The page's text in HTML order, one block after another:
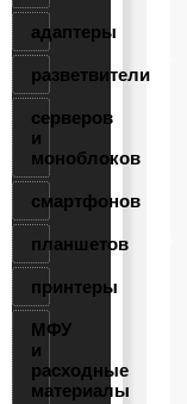
адаптеры
разветвители
серверов
и
моноблоков
смартфонов
планшетов
принтеры
МФУ
и
расходные
материалы